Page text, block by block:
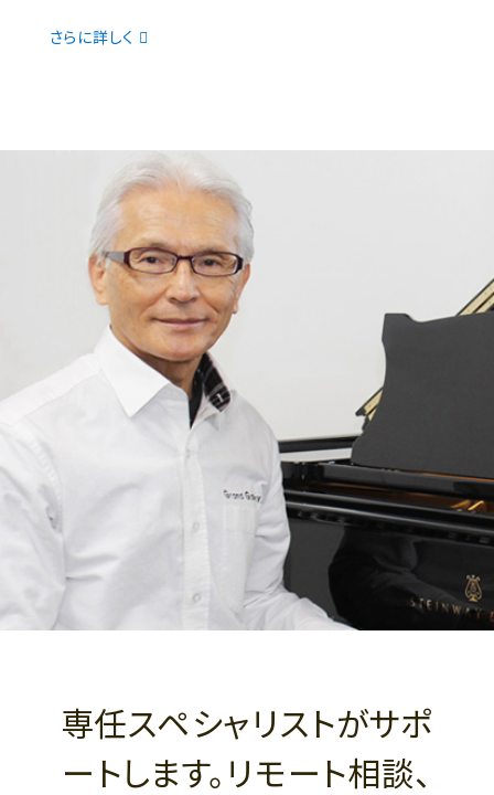
さらに詳しく
専任スペシャリストがサポ
ートします。リモート相談、